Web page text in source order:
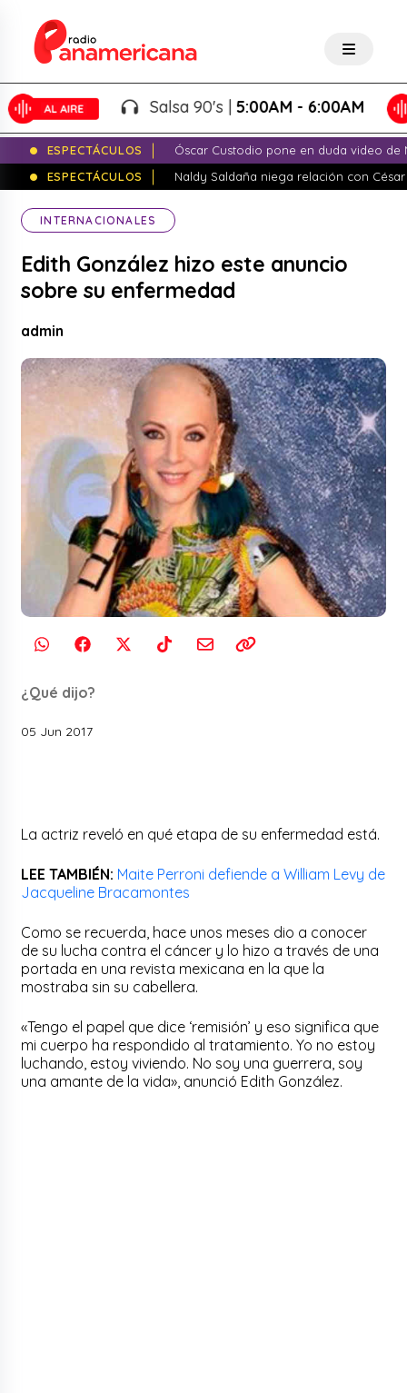
Salsa 90's |5:00AM - 6:00AM
ESPECTÁCULOS
Óscar Custodio pone en duda video de
ESPECTÁCULOS
Naldy Saldaña niega relación con
INTERNACIONALES
Edith González hizo este anuncio
sobre su enfermedad
admin
¿Qué dijo?
05 Jun 2017
La actriz reveló en qué etapa de su enfermedad está.
LEE TAMBIÉN: Maite Perroni defiende a William Levy de
Jacqueline Bracamontes
Como se recuerda, hace unos meses dio a conocer
de su lucha contra el cáncer y lo hizo a través de una
portada en una revista mexicana en la que la
mostraba sin su cabellera.
«Tengo el papel que dice ‘remisión’ y eso significa que
mi cuerpo ha respondido al tratamiento. Yo no estoy
luchando, estoy viviendo. No soy una guerrera, soy
una amante de la vida», anunció Edith González.